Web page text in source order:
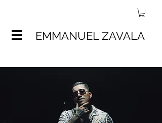
EMMANUEL ZAVALA